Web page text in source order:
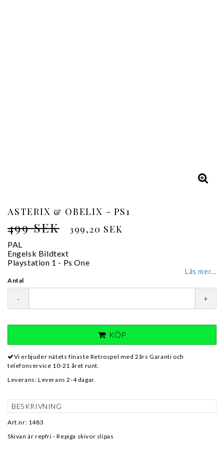
ASTERIX & OBELIX - PS1
499 SEK 399,20 SEK
PAL
Engelsk Bildtext
Playstation 1 - Ps One
Läs mer...
Antal
- +
KÖP
Vi erbjuder nätets finaste Retrospel med 2års Garanti och
telefonservice 10-21 året runt.
Leverans: Leverans 2-4 dagar.
BESKRIVNING
Art.nr: 1483
Skivan är repfri - Repiga skivor slipas